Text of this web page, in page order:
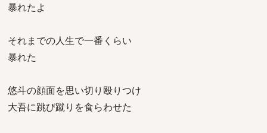
暴れたよ
それまでの人生で一番くらい
暴れた
悠斗の顔面を思い切り殴りつけ
大吾に跳び蹴りを食らわせた